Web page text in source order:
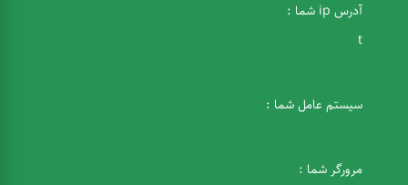
آدرس ip شما :
t
سیستم عامل شما :
مرورگر شما :